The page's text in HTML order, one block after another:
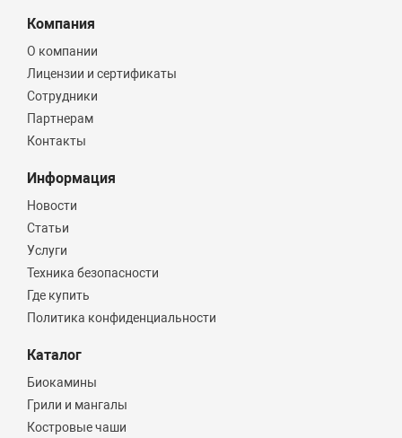
Компания
О компании
Лицензии и сертификаты
Сотрудники
Партнерам
Контакты
Информация
Новости
Статьи
Услуги
Техника безопасности
Где купить
Политика конфиденциальности
Каталог
Биокамины
Грили и мангалы
Костровые чаши